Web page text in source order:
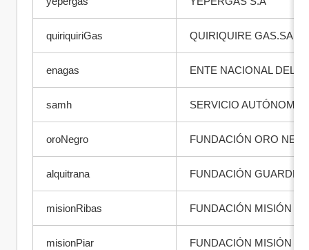
quiriquiriGas QUIRIQUIRE GAS.SA
enagas ENTE NACIONAL DEL
samh SERVICIO AUTÓNOMO
oroNegro FUNDACIÓN ORO
alquitrana FUNDACIÓN
misionRibas FUNDACIÓN MISIÓN
misionPiar FUNDACIÓN MISIÓN